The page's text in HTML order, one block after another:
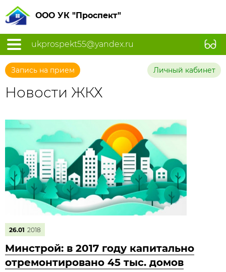
ООО УК "Проспект"
ukprospekt55@yandex.ru
Запись на прием Личный кабинет
Новости ЖКХ
26.01 2018
Минстрой: в 2017 году капитально
отремонтировано 45 тыс. домов